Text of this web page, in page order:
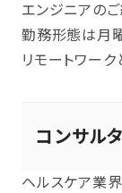
エンジニアの
勤務形態は月
リモートワーク
コンサル
ヘルスケア業